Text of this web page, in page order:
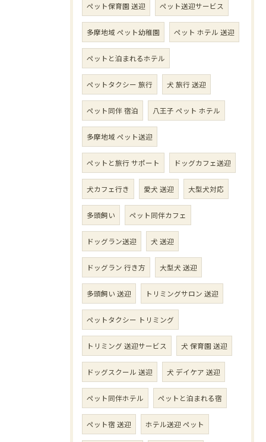
ペット保育園 送迎 ペット送迎サービス
多摩地域 ペット幼稚園 ペット ホテル 送迎
ペットと泊まれるホテル
ペットタクシー 旅行 犬 旅行 送迎
ペット同伴 宿泊 八王子 ペット ホテル
多摩地域 ペット送迎
ペットと旅行 サポート ドッグカフェ送迎
犬カフェ行き 愛犬 送迎 大型犬対応
多頭飼い ペット同伴カフェ
ドッグラン送迎 犬 送迎
ドッグラン 行き方 大型犬 送迎
多頭飼い 送迎 トリミングサロン 送迎
ペットタクシー トリミング
トリミング 送迎サービス 犬 保育園 送迎
ドッグスクール 送迎 犬 デイケア 送迎
ペット同伴ホテル ペットと泊まれる宿
ペット宿 送迎 ホテル送迎 ペット